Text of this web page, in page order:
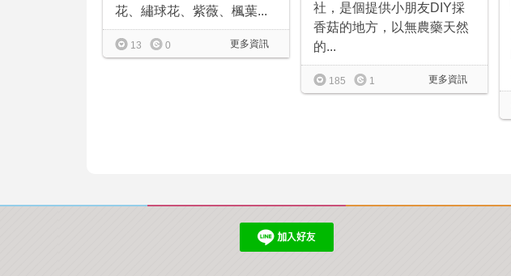
花、繡球花、紫薇、楓葉...
更多資訊
13 0
社，是個提供小朋友DIY採
香菇的地方，以無農藥天然
的...
更多資訊
185 1